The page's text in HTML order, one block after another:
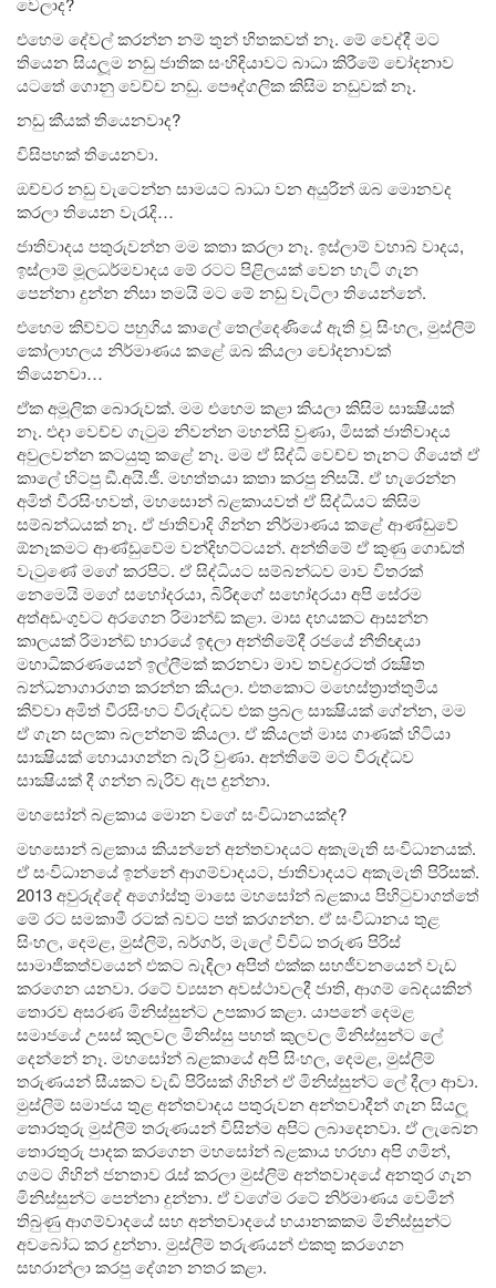
එහෙම දේවල් කරන්න නම් තුන් හිතකවත් නෑ. මේ වෙද්දී මට
තියෙන සියලූම නඩු ජාතික සංහිඳියාවට බාධා කිරීමේ චෝදනාව
යටතේ ගොනු වෙච්ච නඩු. පෞද්ගලික කිසිම නඩුවක් නෑ.
නඩු කීයක් තියෙනවාද?
විසිපහක් තියෙනවා.
ඔච්චර නඩු වැටෙන්න සාමයට බාධා වන අයුරින් ඔබ මොනවද
කරලා තියෙන වැරැදි…
ජාතිවාදය පතුරුවන්න මම කතා කරලා නෑ. ඉස්ලාම් වහාබ් වාදය,
ඉස්ලාම් මූලධර්මවාදය මේ රටට පිළිලයක් වෙන හැටි ගැන
පෙන්නා දුන්න නිසා තමයි මට මේ නඩු වැටිලා තියෙන්නේ.
එහෙම කිව්වට පහුගිය කාලේ තෙල්දෙණියේ ඇති වූ සිංහල, මුස්ලිම්
කෝලාහලය නිර්මාණය කළේ ඔබ කියලා චෝදනාවක්
තියෙනවා…
ඒක අමූලික බොරුවක්. මම එහෙම කළා කියලා කිසිම සාක්‍ෂියක්
නෑ. එදා වෙච්ච ගැටුම නිවන්න මහන්සි වුණා, මිසක් ජාතිවාදය
අවුලවන්න කටයුතු කළේ නෑ. මම ඒ සිද්ධි වෙච්ච තැනට ගියෙත් ඒ
කාලේ හිටපු ඞී.අයි.ජී. මහත්තයා කතා කරපු නිසයි. ඒ හැරෙන්න
අමිත් වීරසිංහවත්, මහසොන් බළකායවත් ඒ සිද්ධියට කිසිම
සම්බන්ධයක් නෑ. ඒ ජාතිවාදි ගින්න නිර්මාණය කළේ ආණ්ඩුවේ
ඕනෑකමට ආණ්ඩුවේම වන්දිභට්ටයන්. අන්තිමේ ඒ කුණු ගොඩත්
වැටුණේ මගේ කරපිට. ඒ සිද්ධියට සම්බන්ධව මාව විතරක්
නෙමෙයි මගේ සහෝදරයා, බිරිඳගේ සහෝදරයා අපි සේරම
අත්අඩංගුවට අරගෙන රිමාන්ඞ් කළා. මාස දහයකට ආසන්න
කාලයක් රිමාන්ඞ් භාරයේ ඉඳලා අන්තිමේදී රජයේ නීතිඥයා
මහාධිකරණයෙන් ඉල්ලීමක් කරනවා මාව තවදුරටත් රක්‍ෂිත
බන්ධනාගාරගත කරන්න කියලා. එතකොට මහෙස්ත‍්‍රාත්තුමිය
කිව්වා අමිත් වීරසිංහට විරුද්ධව එක ප‍්‍රබල සාක්‍ෂියක් ගේන්න, මම
ඒ ගැන සලකා බලන්නම් කියලා. ඒ කියලත් මාස ගාණක් හිටියා
සාක්‍ෂියක් හොයාගන්න බැරි වුණා. අන්තිමේ මට විරුද්ධව
සාක්‍ෂියක් දී ගන්න බැරිව ඇප දුන්නා.
මහසෝන් බළකාය මොන වගේ සංවිධානයක්ද?
මහසොන් බළකාය කියන්නේ අන්තවාදයට අකැමැති සංවිධානයක්.
ඒ සංවිධානයේ ඉන්නේ ආගම්වාදයට, ජාතිවාදයට අකැමැති පිරිසක්.
2013 අවුරුද්දේ අගෝස්තු මාසෙ මහසෝන් බළකාය පිහිටුවාගත්තේ
මේ රට සමකාමී රටක් බවට පත් කරගන්න. ඒ සංවිධානය තුළ
සිංහල, දෙමළ, මුස්ලිම්, බර්ගර්, මැලේ විවිධ තරුණ පිරිස්
සාමාජිකත්වයෙන් එකට බැඳිලා අපිත් එක්ක සහජීවනයෙන් වැඩ
කරගෙන යනවා. රටේ ව්‍යසන අවස්ථාවලදී ජාති, ආගම් බේදයකින්
තොරව අසරණ මිනිස්සුන්ට උපකාර කළා. යාපනේ දෙමළ
සමාජයේ උසස් කුලවල මිනිස්සු පහත් කුලවල මිනිස්සුන්ට ලේ
දෙන්නේ නෑ. මහසෝන් බළකායේ අපි සිංහල, දෙමළ, මුස්ලිම්
තරුණයන් සීයකට වැඩි පිරිසක් ගිහින් ඒ මිනිස්සුන්ට ලේ දීලා ආවා.
මුස්ලිම් සමාජය තුළ අන්තවාදය පතුරුවන අන්තවාදීන් ගැන සියලූ
තොරතුරු මුස්ලිම් තරුණයන් විසින්ම අපිට ලබාදෙනවා. ඒ ලැබෙන
තොරතුරු පාදක කරගෙන මහසෝන් බළකාය හරහා අපි ගමින්,
ගමට ගිහින් ජනතාව රැස් කරලා මුස්ලිම් අන්තවාදයේ අනතුර ගැන
මිනිස්සුන්ට පෙන්නා දුන්නා. ඒ වගේම රටේ නිර්මාණය වෙමින්
තිබුණු ආගම්වාදයේ සහ අන්තවාදයේ භයානකකම මිනිස්සුන්ට
අවබෝධ කර දුන්නා. මුස්ලිම් තරුණයන් එකතු කරගෙන
සහරාන්ලා කරපු දේශන නතර කළා.